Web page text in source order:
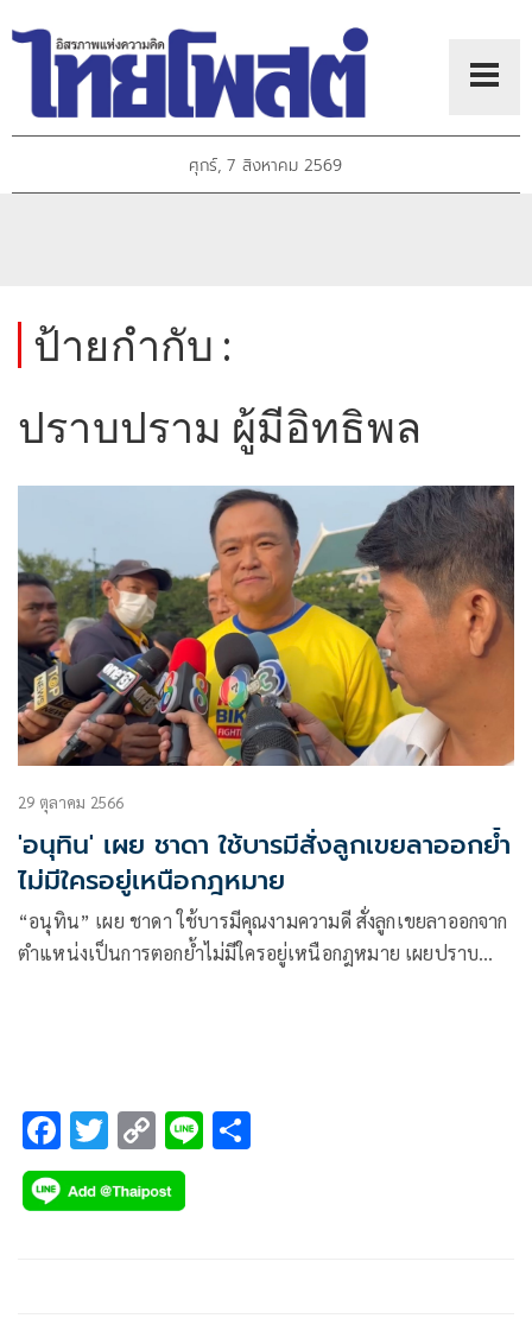
ศุกร์, 7 สิงหาคม 2569
ป้ายกำกับ :
ปราบปราม ผู้มีอิทธิพล
29 ตุลาคม 2566
'อนุทิน' เผย ชาดา ใช้บารมีสั่งลูกเขยลาออกย้ำ
ไม่มีใครอยู่เหนือกฎหมาย
“อนุทิน” เผย ชาดา ใช้บารมีคุณงามความดี สั่งลูกเขยลาออกจาก
ตำแหน่งเป็นการตอกย้ำไม่มีใครอยู่เหนือกฎหมาย เผยปราบ
F
ac
e
T
wi
tt
C
o
p
Li